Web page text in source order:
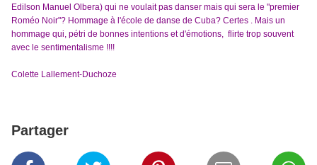
Edilson Manuel Olbera) qui ne voulait pas danser mais qui sera le "premier
Roméo Noir"? Hommage à l'école de danse de Cuba? Certes . Mais un
hommage qui, pétri de bonnes intentions et d'émotions, flirte trop souvent
avec le sentimentalisme !!!!
Colette Lallement-Duchoze
Partager